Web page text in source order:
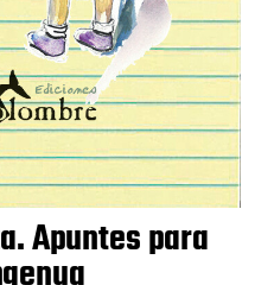
Apuntes para